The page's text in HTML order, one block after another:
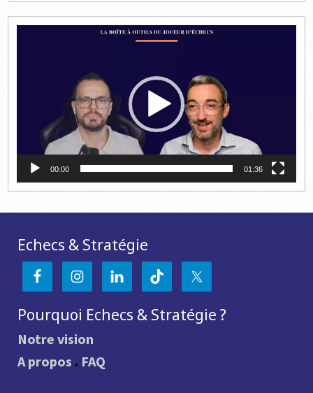
00:00 01:36
Echecs & Stratégie
Pourquoi Echecs & Stratégie ?
Notre vision
A propos . FAQ